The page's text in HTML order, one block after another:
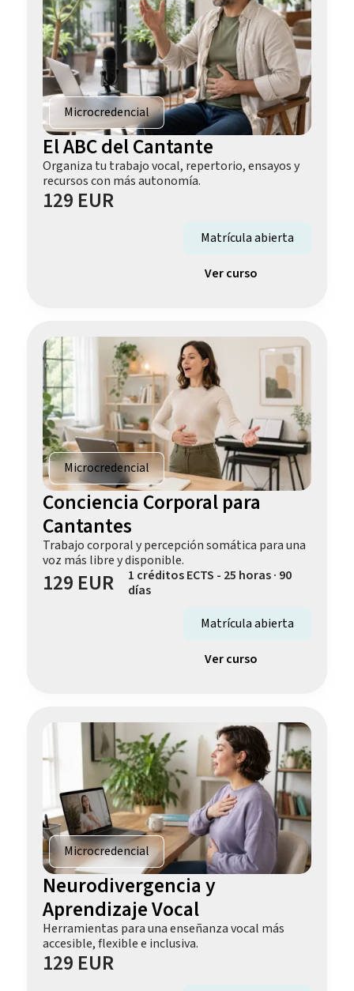
Microcredencial
El ABC del Cantante
Organiza tu trabajo vocal, repertorio, ensayos y
recursos con más autonomía.
129 EUR
Matrícula abierta
Ver curso
Microcredencial
Conciencia Corporal para
Cantantes
Trabajo corporal y percepción somática para una
voz más libre y disponible.
129 EUR
1 créditos ECTS - 25 horas · 90
días
Matrícula abierta
Ver curso
Microcredencial
Neurodivergencia y
Aprendizaje Vocal
Herramientas para una enseñanza vocal más
accesible, flexible e inclusiva.
129 EUR